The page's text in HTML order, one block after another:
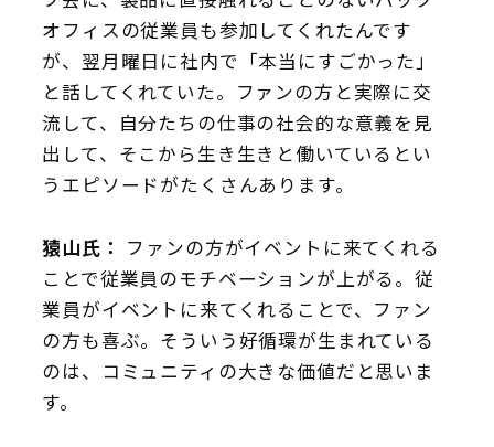
オフィスの従業員も参加してくれたんです
が、翌月曜日に社内で「本当にすごかった」
と話してくれていた。ファンの方と実際に交
流して、自分たちの仕事の社会的な意義を見
出して、そこから生き生きと働いているとい
うエピソードがたくさんあります。
猿山氏： ファンの方がイベントに来てくれる
ことで従業員のモチベーションが上がる。従
業員がイベントに来てくれることで、ファン
の方も喜ぶ。そういう好循環が生まれている
のは、コミュニティの大きな価値だと思いま
す。